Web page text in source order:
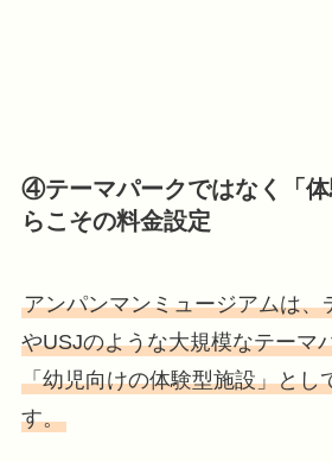
④テーマパークではなく「
らこその料金設定
アンパンマンミュージアムは、
やUSJのような大規模なテーマ
「幼児向けの体験型施設」とし
す。